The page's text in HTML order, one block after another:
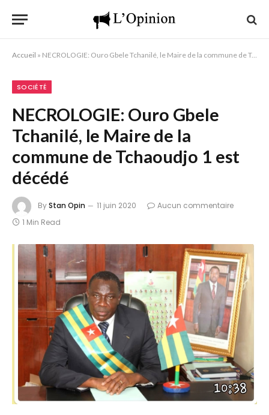
Accueil » NECROLOGIE: Ouro Gbele Tchanilé, le Maire de la commune de Tchaoudjo 1 est décédé
SOCIÉTÉ
NECROLOGIE: Ouro Gbele
Tchanilé, le Maire de la
commune de Tchaoudjo 1 est
décédé
ByStan Opin 11 juin 2020
Aucun commentaire
1 Min Read